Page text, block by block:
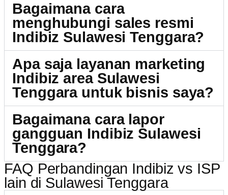
Bagaimana cara
menghubungi sales resmi
Indibiz Sulawesi Tenggara?
Apa saja layanan marketing
Indibiz area Sulawesi
Tenggara untuk bisnis saya?
Bagaimana cara lapor
gangguan Indibiz Sulawesi
Tenggara?
FAQ Perbandingan Indibiz vs ISP
lain di Sulawesi Tenggara